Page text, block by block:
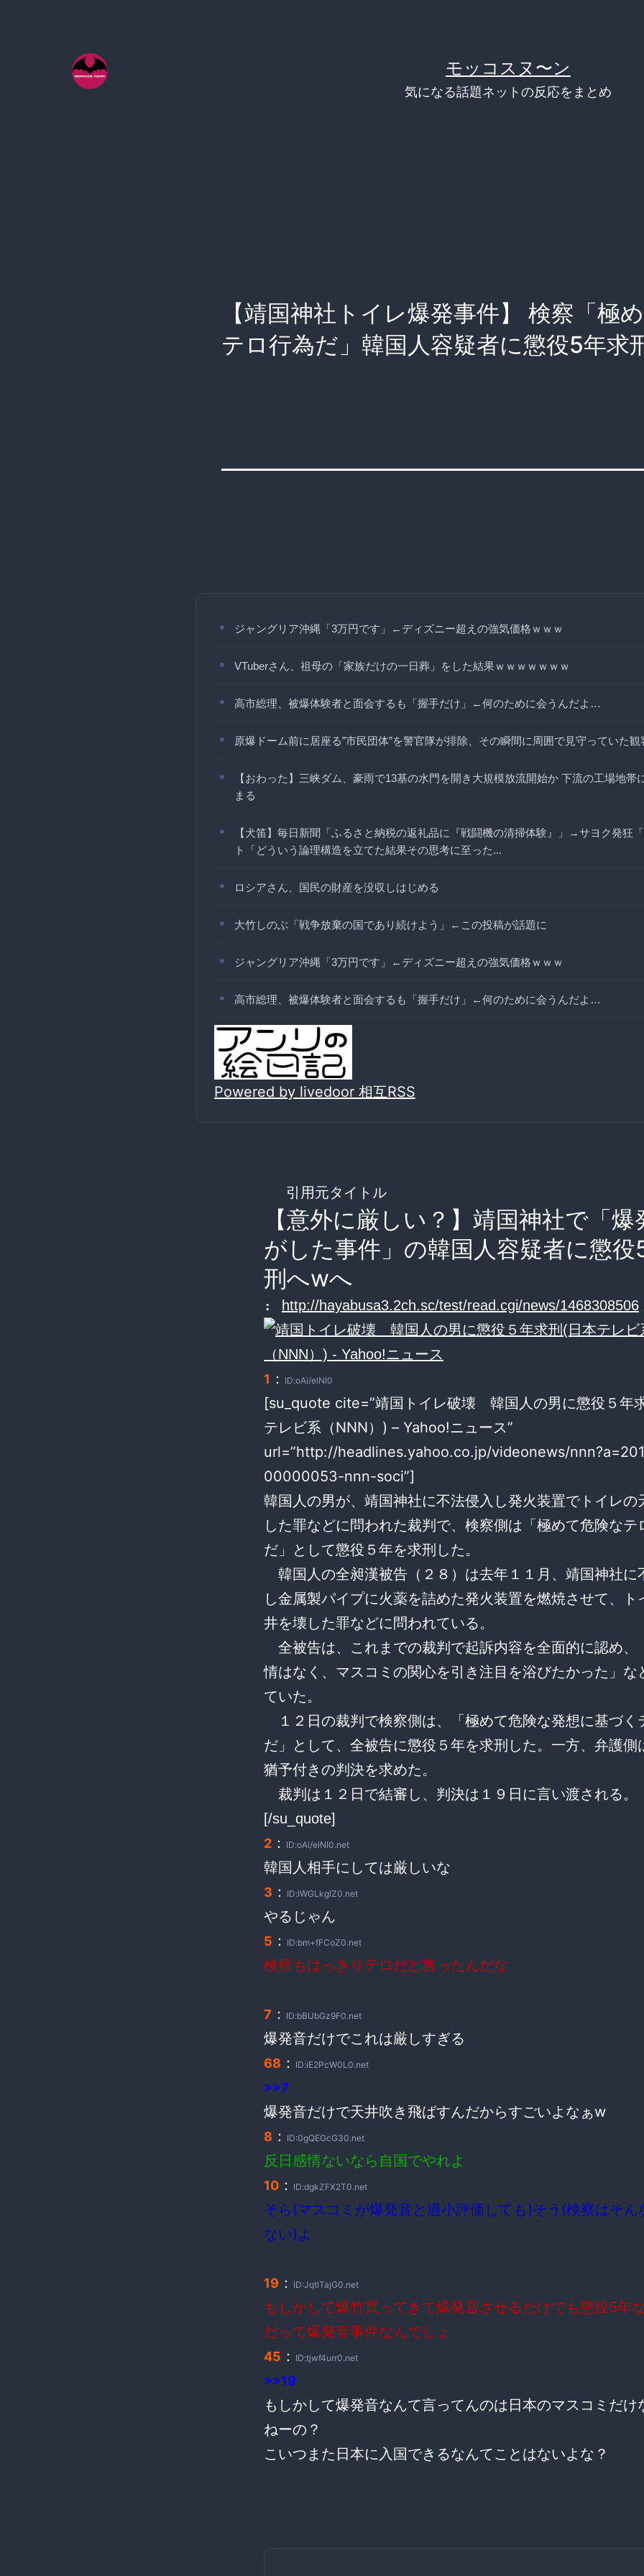
モッコスヌ〜ン
気になる話題ネットの反応をまとめ
【靖国神社トイレ爆発事件】 検察「極
テロ行為だ」韓国人容疑者に懲役5年求
ジャングリア沖縄「3万円です」←ディズニー超えの強気価格ｗｗｗ
VTuberさん、祖母の「家族だけの一日葬」をした結果ｗｗｗｗｗｗｗ
高市総理、被爆体験者と面会するも「握手だけ」←何のために会うんだよ…
原爆ドーム前に居座る”市民団体”を警官隊が排除、その瞬間に周囲で見守っていた
【おわった】三峡ダム、豪雨で13基の水門を開き大規模放流開始か 下流の工場地帯
まる
【犬笛】毎日新聞「ふるさと納税の返礼品に『戦闘機の清掃体験』」→サヨク発狂
ト「どういう論理構造を立てた結果その思考に至った...
ロシアさん、国民の財産を没収しはじめる
大竹しのぶ「戦争放棄の国であり続けよう」←この投稿が話題に
ジャングリア沖縄「3万円です」←ディズニー超えの強気価格ｗｗｗ
高市総理、被爆体験者と面会するも「握手だけ」←何のために会うんだよ…
Powered by livedoor 相互RSS
引用元タイトル
【意外に厳しい？】靖国神社で「爆
がした事件」の韓国人容疑者に懲役
刑へwへ
: http://hayabusa3.2ch.sc/test/read.cgi/news/1468308506
1 ： ID:oAi/elNI0
[su_quote cite=”靖国トイレ破壊 韓国人の男に懲役５年
テレビ系（NNN）) – Yahoo!ニュース”
url=”http://headlines.yahoo.co.jp/videonews/
00000053-nnn-soci”]
韓国人の男が、靖国神社に不法侵入し発火装置でトイレの
した罪などに問われた裁判で、検察側は「極めて危険なテ
だ」として懲役５年を求刑した。
韓国人の全昶漢被告（２８）は去年１１月、靖国神社に
し金属製パイプに火薬を詰めた発火装置を燃焼させて、ト
井を壊した罪などに問われている。
全被告は、これまでの裁判で起訴内容を全面的に認め、
情はなく、マスコミの関心を引き注目を浴びたかった」な
ていた。
１２日の裁判で検察側は、「極めて危険な発想に基づく
だ」として、全被告に懲役５年を求刑した。一方、弁護側
猶予付きの判決を求めた。
裁判は１２日で結審し、判決は１９日に言い渡される。
[/su_quote]
2 ： ID:oAi/elNI0.net
韓国人相手にしては厳しいな
3 ： ID:lWGLkgIZ0.net
やるじゃん
5 ： ID:bm+fFCoZ0.net
検察もはっきりテロだと言ったんだな
7 ： ID:bBUbGz9F0.net
爆発音だけでこれは厳しすぎる
68 ： ID:iE2PcW0L0.net
>>7
爆発音だけで天井吹き飛ばすんだからすごいよなぁw
8 ： ID:0gQEGcG30.net
反日感情ないなら自国でやれよ
10 ： ID:dgkZFX2T0.net
そら(マスコミが爆発音と過小評価しても)そう(検察はそん
ない)よ
19 ： ID:JqtlTajG0.net
もしかして爆竹買ってきて爆発音させるだけでも懲役5年
だって爆発音事件なんでしょ
45 ： ID:tjwf4urr0.net
>>19
もしかして爆発音なんて言ってんのは日本のマスコミだけ
ねーの？
こいつまた日本に入国できるなんてことはないよな？